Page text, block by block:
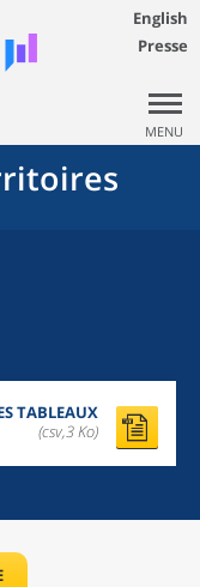
English
Presse
MENU
TABLEAUX
(csv,3 Ko)